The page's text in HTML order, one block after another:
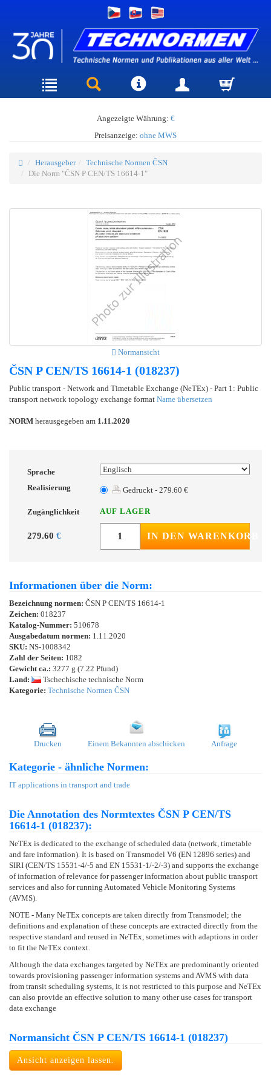
Angezeigte Währung: €
Preisanzeige: ohne MWS
Herausgeber
Technische Normen ČSN
Die Norm "ČSN P CEN/TS 16614-1"
Normansicht
ČSN P CEN/TS 16614-1 (018237)
Public transport - Network and Timetable Exchange (NeTEx) - Part 1: Public
transport network topology exchange format Name übersetzen
NORM herausgegeben am 1.11.2020
Sprache
Realisierung
Gedruckt - 279.60 €
Zugänglichkeit AUF LAGER
279.60 € IN DEN WARENKORB
Informationen über die Norm:
Bezeichnung normen: ČSN P CEN/TS 16614-1
Zeichen: 018237
Katalog-Nummer: 510678
Ausgabedatum normen: 1.11.2020
SKU: NS-1008342
Zahl der Seiten: 1082
Gewicht ca.: 3277 g (7.22 Pfund)
Land:
Tschechische technische Norm
Kategorie: Technische Normen ČSN
Drucken Einem Bekannten abschicken Anfrage
Kategorie - ähnliche Normen:
IT applications in transport and trade
Die Annotation des Normtextes ČSN P CEN/TS
16614-1 (018237):
NeTEx is dedicated to the exchange of scheduled data (network, timetable
and fare information). It is based on Transmodel V6 (EN 12896 series) and
SIRI (CEN/TS 15531-4/-5 and EN 15531-1/-2/-3) and supports the exchange
of information of relevance for passenger information about public transport
services and also for running Automated Vehicle Monitoring Systems
(AVMS).
NOTE - Many NeTEx concepts are taken directly from Transmodel; the
definitions and explanation of these concepts are extracted directly from the
respective standard and reused in NeTEx, sometimes with adaptions in order
to fit the NeTEx context.
Although the data exchanges targeted by NeTEx are predominantly oriented
towards provisioning passenger information systems and AVMS with data
from transit scheduling systems, it is not restricted to this purpose and NeTEx
can also provide an effective solution to many other use cases for transport
data exchange
Normansicht ČSN P CEN/TS 16614-1 (018237)
Ansicht anzeigen lassen.